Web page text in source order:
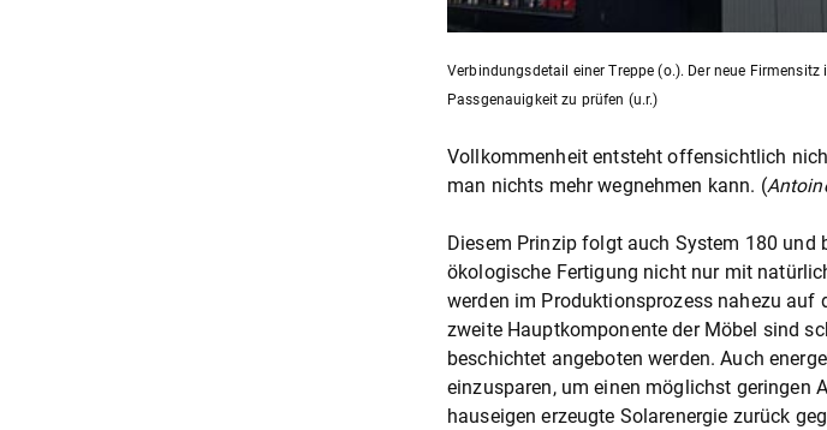
Verbindungsdetail einer Treppe (o.). Der neue
Passgenauigkeit zu prüfen (u.r.)
Vollkommenheit entsteht offensichtlich
man nichts mehr wegnehmen kann. (
Diesem Prinzip folgt auch System 180 und
ökologische Fertigung nicht nur mit
werden im Produktionsprozess nahezu
zweite Hauptkomponente der Möbel sind
beschichtet angeboten werden. Auch
einzusparen, um einen möglichst geringen
hauseigen erzeugte Solarenergie zurück